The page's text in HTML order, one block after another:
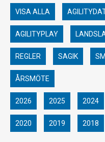
VISA ALLA
AGILITYPLAY
REGLER SAGIK SM
ÅRSMÖTE
2026 2025 2024
2020 2019 2018